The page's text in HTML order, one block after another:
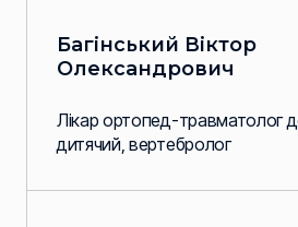
Багінський Віктор
Олександрович
Лікар ортопед-травматолог
дитячий, вертебролог